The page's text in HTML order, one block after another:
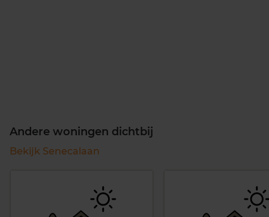
Andere woningen dichtbij
Bekijk Senecalaan